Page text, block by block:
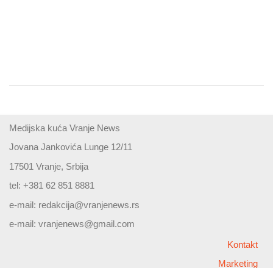
Medijska kuća Vranje News
Jovana Jankovića Lunge 12/11
17501 Vranje, Srbija
tel: +381 62 851 8881
e-mail: redakcija@vranjenews.rs
e-mail: vranjenews@gmail.com
Kontakt
Marketing